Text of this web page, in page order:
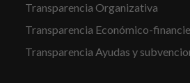
Transparencia Organizativa
Transparencia Económico-
Transparencia Ayudas y